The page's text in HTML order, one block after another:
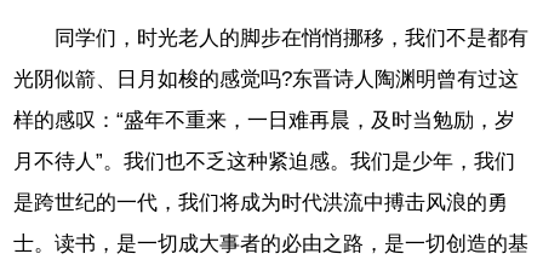
同学们，时光老人的脚步在悄悄挪移，我们不是都有
光阴似箭、日月如梭的感觉吗?东晋诗人陶渊明曾有过这
样的感叹：“盛年不重来，一日难再晨，及时当勉励，岁
月不待人”。我们也不乏这种紧迫感。我们是少年，我们
是跨世纪的一代，我们将成为时代洪流中搏击风浪的勇
士。读书，是一切成大事者的必由之路，是一切创造的基